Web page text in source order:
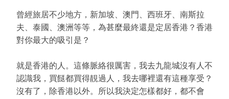
曾經旅居不少地方，新加坡、澳門、西班牙、南斯拉
夫、泰國、澳洲等等，為甚麼最終還是定居香港？香港
對你最大的吸引是？
就是香港的人。這條脈絡很厲害，我去九龍城沒有人不
認識我，買餸都買得靚過人，我去哪裡還有這種享受？
沒有了，除香港以外。所以我決定怎樣都好，都不會